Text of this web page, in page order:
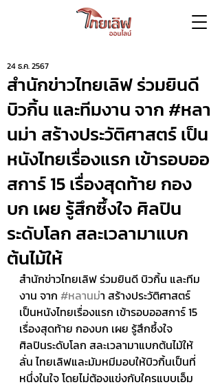
สำนักข่าวไทยเลิฟ ร่วมยินดี
บิวกิ้น และทีมงาน จาก #หลา
นม่า สร้างประวัติศาสตร์ เป็น
หนังไทยเรื่องแรก เข้ารอบออ
สการ์ 15 เรื่องสุดท้าย กอง
บก เผย รู้สึกซึ้งใจ ศิลปิน
ระดับโลก สละเวลามาแบก
ต้นไม้ให้
24 ธ.ค. 2567
สำนักข่าวไทยเลิฟ ร่วมยินดี บิวกิ้น และทีม
งาน จาก #หลานม่า สร้างประวัติศาสตร์
เป็นหนังไทยเรื่องแรก เข้ารอบออสการ์ 15
เรื่องสุดท้าย กองบก เผย รู้สึกซึ้งใจ
ศิลปินระดับโลก สละเวลามาแบกต้นไม้ให้
ลั่น ไทยเลิฟและมัมหมีมอบให้บิวกิ้นเป็นที่
หนึ่งในใจ โดยไม่ต้องแข่งกับใครแบบเอ็ม